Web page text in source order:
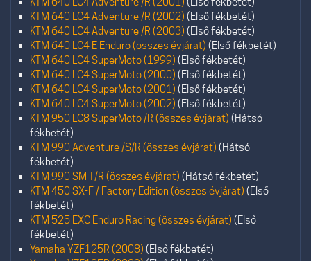
KTM 640 LC4 Adventure /R (2002) (Első fékbetét)
KTM 640 LC4 Adventure /R (2003) (Első fékbetét)
KTM 640 LC4 E Enduro (összes évjárat) (Első fékbetét)
KTM 640 LC4 SuperMoto (1999) (Első fékbetét)
KTM 640 LC4 SuperMoto (2000) (Első fékbetét)
KTM 640 LC4 SuperMoto (2001) (Első fékbetét)
KTM 640 LC4 SuperMoto (2002) (Első fékbetét)
KTM 950 LC8 SuperMoto /R (összes évjárat) (Hátsó
fékbetét)
KTM 990 Adventure /S/R (összes évjárat) (Hátsó
fékbetét)
KTM 990 SM T/R (összes évjárat) (Hátsó fékbetét)
KTM 450 SX-F / Factory Edition (összes évjárat) (Első
fékbetét)
KTM 525 EXC Enduro Racing (összes évjárat) (Első
fékbetét)
Yamaha YZF125R (2008) (Első fékbetét)